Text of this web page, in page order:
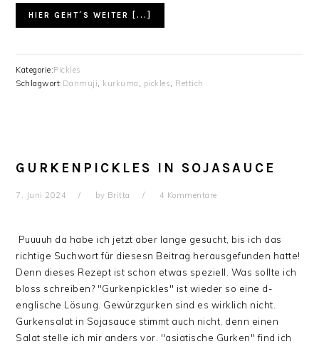
HIER GEHT´S WEITER [...]
Kategorie:Pickles
Schlagwort: Danmuji, kurkuma , pickles, Rettich
GURKENPICKLES IN SOJASAUCE
7. Juni 2024 by Britta 4 Kommentare
Puuuuh da habe ich jetzt aber lange gesucht, bis ich das
richtige Suchwort für diesesn Beitrag herausgefunden hatte!
Denn dieses Rezept ist schon etwas speziell. Was sollte ich
bloss schreiben? "Gurkenpickles" ist wieder so eine d-
englische Lösung. Gewürzgurken sind es wirklich nicht.
Gurkensalat in Sojasauce stimmt auch nicht, denn einen
Salat stelle ich mir anders vor. "asiatische Gurken" find ich